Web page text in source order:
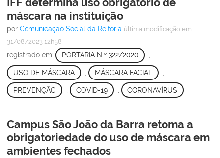
máscara na instituição
por Comunicação Social da Reitoria última modificação em
31/08/2023 12h58
registrado em: PORTARIA N.º 322/2020 ,
USO DE MÁSCARA MÁSCARA FACIAL
PREVENÇÃO COVID-19 CORONAVÍRUS
Campus São João da Barra retoma a
obrigatoriedade do uso de máscara em
ambientes fechados